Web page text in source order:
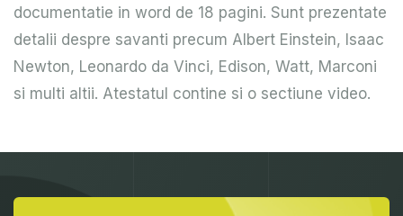
documentatie in word de 18 pagini. Sunt prezentate
detalii despre savanti precum Albert Einstein, Isaac
Newton, Leonardo da Vinci, Edison, Watt, Marconi
si multi altii. Atestatul contine si o sectiune video.